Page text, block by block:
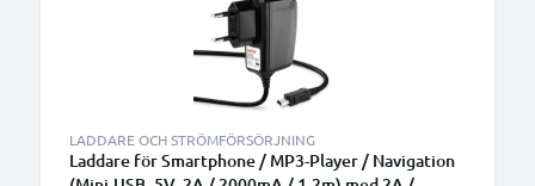
LADDARE OCH STRÖMFÖRSÖRJNING
Laddare för Smartphone / MP3-Player / Navigation